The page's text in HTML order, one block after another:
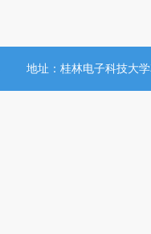
地址：桂林电子科技大